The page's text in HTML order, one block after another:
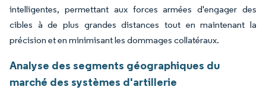
intelligentes, permettant aux forces armées d'engager des
cibles à de plus grandes distances tout en maintenant la
précision et en minimisant les dommages collatéraux.
Analyse des segments géographiques du
marché des systèmes d'artillerie